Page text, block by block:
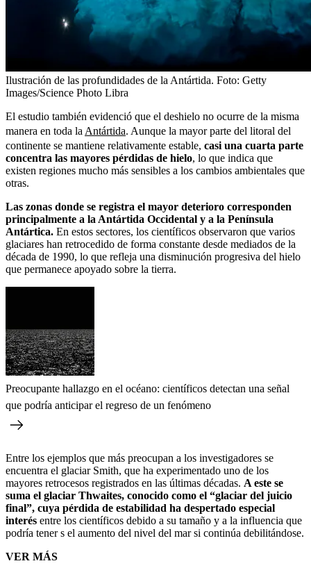
Ilustración de las profundidades de la Antártida. Foto: Getty
Images/Science Photo Libra
El estudio también evidenció que el deshielo no ocurre de la misma
manera en toda la Antártida. Aunque la mayor parte del litoral del
continente se mantiene relativamente estable, casi una cuarta parte
concentra las mayores pérdidas de hielo, lo que indica que
existen regiones mucho más sensibles a los cambios ambientales que
otras.
Las zonas donde se registra el mayor deterioro corresponden
principalmente a la Antártida Occidental y a la Península
Antártica. En estos sectores, los científicos observaron que varios
glaciares han retrocedido de forma constante desde mediados de la
década de 1990, lo que refleja una disminución progresiva del hielo
que permanece apoyado sobre la tierra.
Preocupante hallazgo en el océano: científicos detectan una señal
que podría anticipar el regreso de un fenómeno
Entre los ejemplos que más preocupan a los investigadores se
encuentra el glaciar Smith, que ha experimentado uno de los
mayores retrocesos registrados en las últimas décadas. A este se
suma el glaciar Thwaites, conocido como el “glaciar del juicio
final”, cuya pérdida de estabilidad ha despertado especial
interés entre los científicos debido a su tamaño y a la influencia que
podría tener s el aumento del nivel del mar si continúa debilitándose.
VER MÁS